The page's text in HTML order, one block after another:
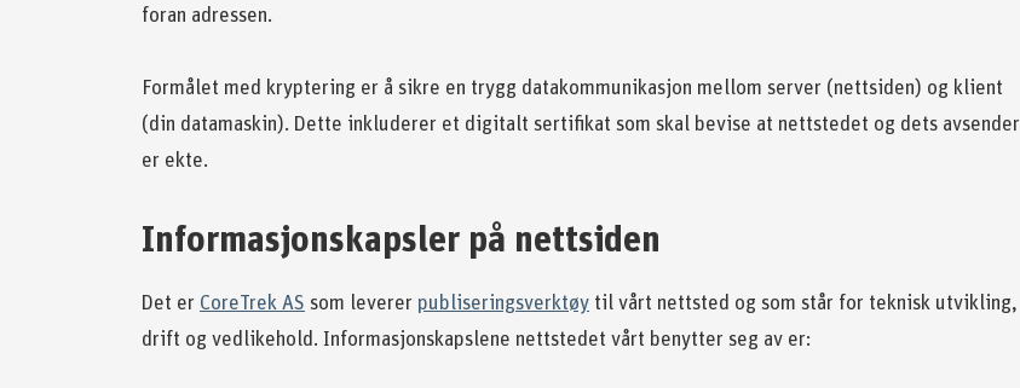
foran adressen.
Formålet med kryptering er å sikre en trygg datakommunikasjon mellom server (nettsiden) og klient
(din datamaskin). Dette inkluderer et digitalt sertifikat som skal bevise at nettstedet og dets avsender
er ekte.
Informasjonskapsler på nettsiden
Det er CoreTrek AS som leverer publiseringsverktøy til vårt nettsted og som står for teknisk utvikling,
drift og vedlikehold. Informasjonskapslene nettstedet vårt benytter seg av er: